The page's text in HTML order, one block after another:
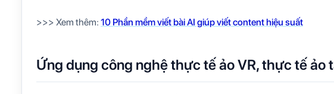
>>> Xem thêm: 10 Phần mềm viết bài AI giúp viết content hiệu suất
Ứng dụng công nghệ thực tế ảo VR, thực tế ảo